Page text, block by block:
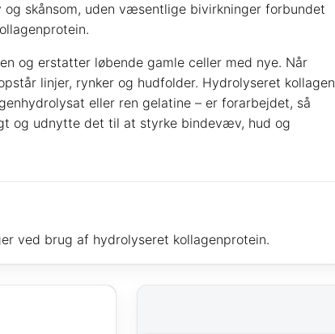
og skånsom, uden væsentlige bivirkninger forbundet
og erstatter løbende gamle celler med nye. Når
linjer, rynker og hudfolder. Hydrolyseret kollagen
eller ren gelatine – er forarbejdet, så
og udnytte det til at styrke bindevæv, hud og
ved brug af hydrolyseret kollagenprotein.